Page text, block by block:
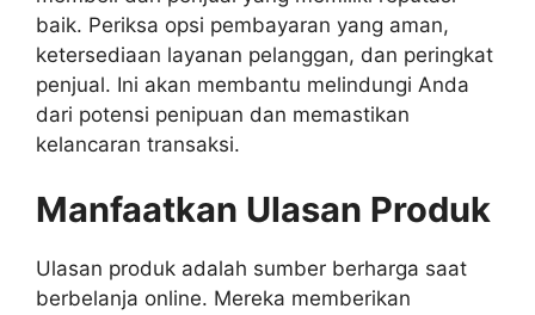
baik. Periksa opsi pembayaran yang aman,
ketersediaan layanan pelanggan, dan peringkat
penjual. Ini akan membantu melindungi Anda
dari potensi penipuan dan memastikan
kelancaran transaksi.
Manfaatkan Ulasan Produk
Ulasan produk adalah sumber berharga saat
berbelanja online. Mereka memberikan